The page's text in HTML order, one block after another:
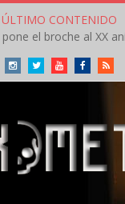
ÚLTIMO CONTENIDO
InstagramTwitterYoutubeFacebookRSS